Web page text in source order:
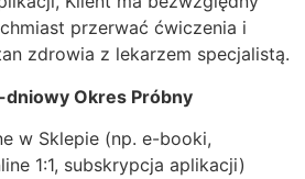
przerwać ćwiczenia i
zdrowia z lekarzem specjalistą.
dniowy Okres Próbny
w Sklepie (np. e-booki,
1:1, subskrypcja aplikacji)